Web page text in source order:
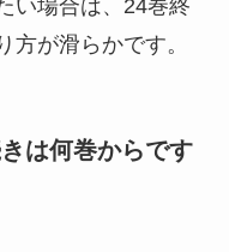
い場合は、24巻終
方が滑らかです。
は何巻からです